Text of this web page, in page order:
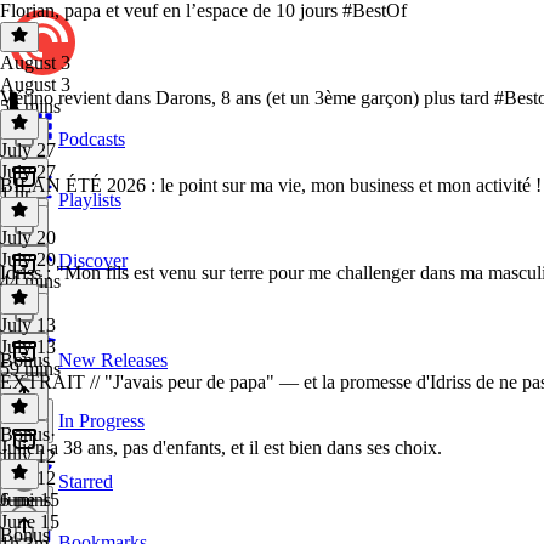
Podcasts
Playlists
Discover
New Releases
In Progress
Starred
Florian, papa et veuf en l’espace de 10 jours #BestOf
August 3
August 3
53 mins
Vérino revient dans Darons, 8 ans (et un 3ème garçon) plus tard
July 27
July 27
1 hr
BILAN ÉTÉ 2026 : le point sur ma vie, mon business et mon activité !
July 20
July 20
44 mins
Idriss : "Mon fils est venu sur terre pour me challenger dans ma
July 13
July 13
59 mins
Bonus
EXTRAIT // "J'avais peur de papa" — et la promesse d'Idriss de ne
Bonus·
July 12
July 12
6 mins
Julien a 38 ans, pas d'enfants, et il est bien dans ses choix.
June 15
June 15
Bonus